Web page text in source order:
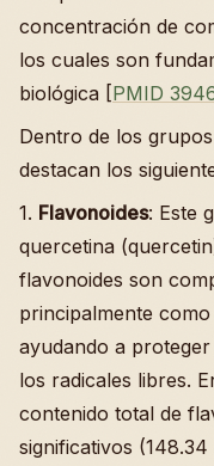
concentración de
los cuales son
biológica [PMID
Dentro de los
destacan los
1. Flavonoides: Este
quercetina
flavonoides son
principalmente
ayudando a
los radicales libres.
contenido total de
significativos